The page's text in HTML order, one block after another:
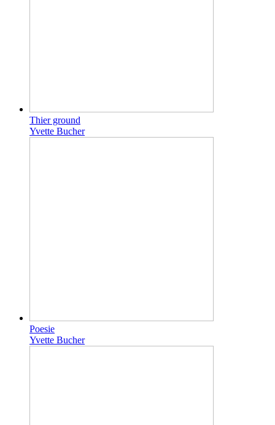
Thier ground
Yvette Bucher
Poesie
Yvette Bucher